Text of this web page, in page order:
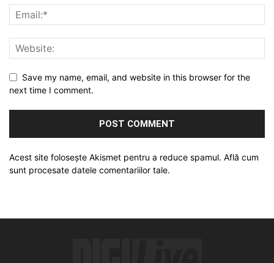
Save my name, email, and website in this browser for the
next time I comment.
Acest site folosește Akismet pentru a reduce spamul. Află cum
sunt procesate datele comentariilor tale.